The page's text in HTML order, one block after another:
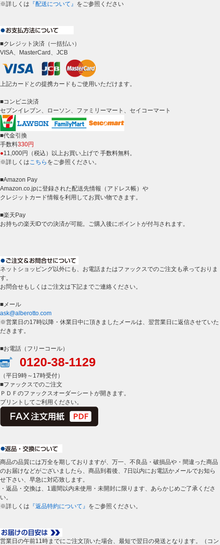
※詳しくは 『配送について』 をご参照ください
■クレジット決済（一括払い）
VISA、MasterCard、JCB
上記カードとの提携カードもご使用いただけます。
■コンビニ決済
セブンイレブン、ローソン、ファミリーマート、セイコーマート
■代金引換
手数料330円
●11,000円（税込）以上お買い上げで 手数料無料。
※詳しくはこちら をご参照ください。
■Amazon Pay
Amazon.co.jpに登録された配送先情報（アドレス帳）や
クレジットカード情報を利用してお買い物できます。
■楽天Pay
お持ちの楽天IDでの決済が可能。ご購入後にポイントが付与されます。
ネットショッピング以外にも、お電話またはファックスでのご注文も承っておりま
す。
お問合せもしくはご注文は下記までご連絡ください。
■メール
ask@alberotto.com
※営業日の17時以降・休業日中に頂きましたメールは、翌営業日に返信させていた
だきます。
■お電話（フリーコール）
0120-38-1129
（平日9時～17時受付）
■ファックスでのご注文
ＰＤＦのファックスオーダーシートが開きます。
プリントしてご利用ください。
商品の品質には万全を期しておりますが、万一、不良品・破損品や・間違った商品
のお届けなどがございましたら、商品到着後、7日以内にお電話かメールでお知ら
せ下さい、早急に対応致します。
・返品・交換は、1週間以内未使用・未開封に限ります、あらかじめご了承くださ
い。
※詳しくは 『返品特約について』 をご参照ください。
営業日の午前11時までにご注文頂いた場合、最短で翌日の発送となります。（コン